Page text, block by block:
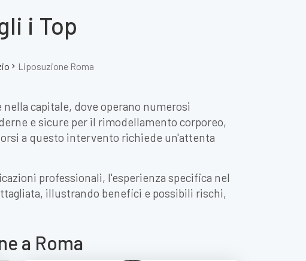
i Top
Liposuzione Roma
capitale, dove operano numerosi
e sicure per il rimodellamento corporeo,
a questo intervento richiede un'attenta
professionali, l'esperienza specifica nel
illustrando benefici e possibili rischi,
a Roma